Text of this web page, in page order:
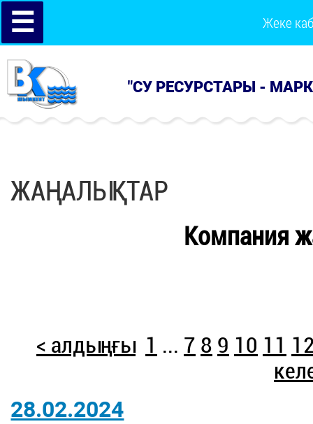
☰ Жеке
"СУ РЕСУРСТАРЫ -
ЖАҢАЛЫҚТАР
Компания
< алдыңғы 1 ... 7 8 9 10 11
28.02.2024